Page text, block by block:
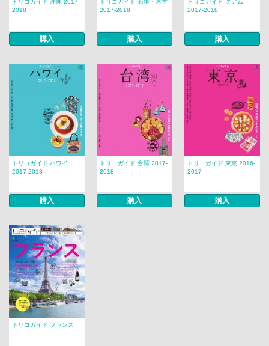
2018
購入
2017-2018
購入
2017-2018
購入
トリコガイド ハワイ
2017-2018
購入
トリコガイド 台湾 2017-
2018
購入
トリコガイド 東京 2016-
2017
購入
トリコガイド フランス